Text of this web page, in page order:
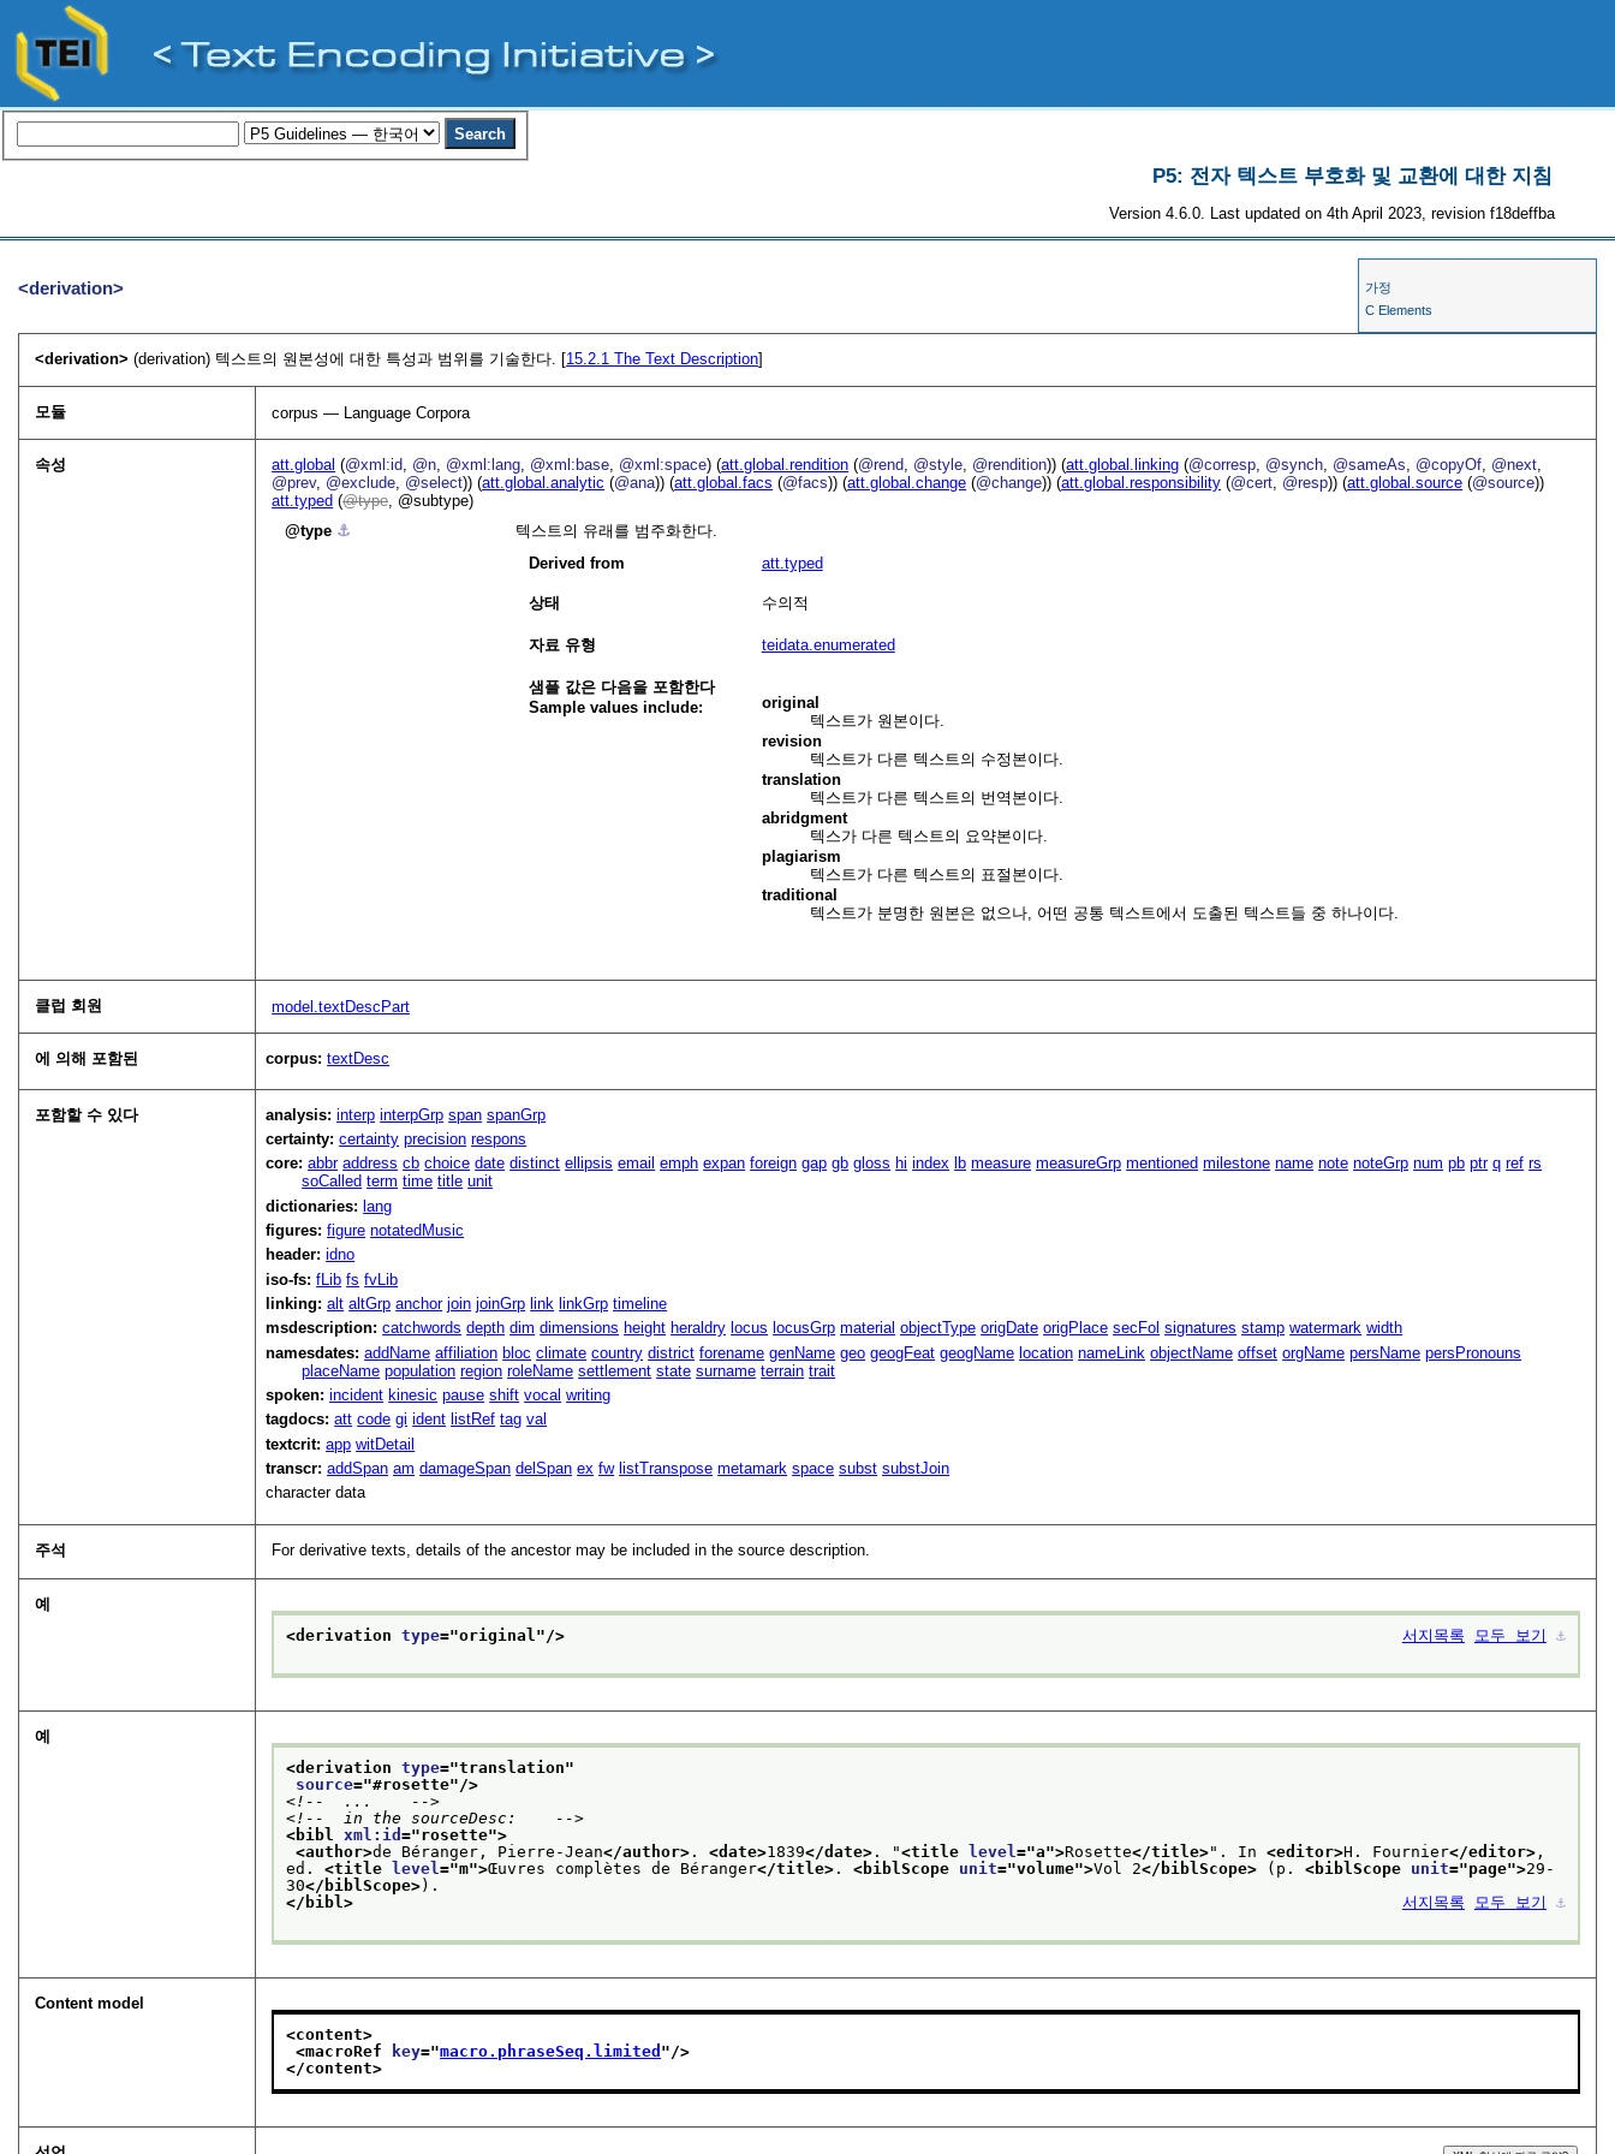
P5: 전자 텍스트 부호화 및 교환에 대한 지침
Version 4.6.0. Last updated on 4th April 2023, revision f18deffba
가정
C Elements
<derivation>
<derivation>(derivation) 텍스트의 원본성에 대한 특성과 범위를 기술한다. [15.2.1The Text Description]
모듈 corpus — Language Corpora
속성 att.global (@xml:id @n @xml:lang @xml:base @xml:space) (att.global.rendition (@rend @style @rendition)) (att.global.linking (@corresp @synch @sameAs @copyOf @next
@prev, @exclude @select)) (att.global.analytic (@ana)) (att.global.facs (@facs)) (att.global.change (@change)) (att.global.responsibility (@cert @resp)) (att.global.source (@source))
att.typed ( type , @subtype)
type ⚓︎
텍스트의 유래를 범주화한다.
Derived from
att.typed
상태 수의적
자료 유형 teidata.enumerated
샘플 값은 다음을 포함한다
Sample values include:
original
텍스트가 원본이다.
revision
텍스트가 다른 텍스트의 수정본이다.
translation
텍스트가 다른 텍스트의 번역본이다.
abridgment
텍스가 다른 텍스트의 요약본이다.
plagiarism
텍스트가 다른 텍스트의 표절본이다.
traditional
텍스트가 분명한 원본은 없으나, 어떤 공통 텍스트에서 도출된 텍스트들 중 하나이다.
클럽 회원 model.textDescPart
에 의해 포함된 corpus:textDesc
포함할 수 있다 analysis:interp interpGrp span spanGrp
certainty:certainty precision respons
core:abbr address cb choice date distinct ellipsis email emph expan foreign gap gb gloss hi index lb measure measureGrp mentioned milestone name note noteGrp num pb ptr q ref rs
soCalled term time title unit
dictionaries: lang
figures:figure notatedMusic
header:idno
iso-fs:fLib fs fvLib
linking:alt altGrp anchor join joinGrp link linkGrp timeline
msdescription:catchwords depth dim dimensions height heraldry locus locusGrp material objectType origDate origPlace secFol signatures stamp watermark width
namesdates:addName affiliation bloc climate country district forename genName geo geogFeat geogName location nameLink objectName offset orgName persName persPronouns
placeName population region roleName settlement state surname terrain trait
spoken:incident kinesic pause shift vocal writing
tagdocs:att code gi ident listRef tag val
textcrit:app witDetail
transcr:addSpan am damageSpan delSpan ex fw listTranspose metamark space subst substJoin
character data
주석 For derivative texts, details of the ancestor may be included in the source description.
예
<derivation type="original"/> 서지목록 모두 보기 ⚓︎
예
<derivation type="translation"
source="#rosette"/>
<!--  ...    -->
<!--  in the sourceDesc:    -->
<bibl xml:id="rosette">
<author>de Béranger, Pierre-Jean</author> . <date>1839</date> . "<title level="a">Rosette</title>". In <editor>H. Fournier</editor> ,
ed. <title level="m">Œuvres complètes de Béranger</title> . <biblScope unit="volume">Vol 2</biblScope> (p. <biblScope unit="page">29-
30</biblScope>).
</bibl>
서지목록 모두 보기 ⚓︎
Content model
<content>
<macroRef
key="macro.phraseSeq.limited "/>
</content>